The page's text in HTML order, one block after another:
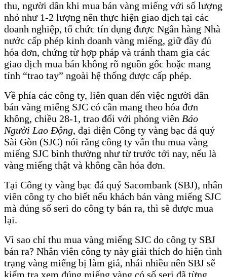
thu, người dân khi mua bán vàng miếng với số lượng
nhỏ như 1-2 lượng nên thực hiện giao dịch tại các
doanh nghiệp, tổ chức tín dụng được Ngân hàng Nhà
nước cấp phép kinh doanh vàng miếng, giữ đầy đủ
hóa đơn, chứng từ hợp pháp và tránh tham gia các
giao dịch mua bán không rõ nguồn gốc hoặc mang
tính “trao tay” ngoài hệ thống được cấp phép.
Về phía các công ty, liên quan đến việc người dân
bán vàng miếng SJC có cần mang theo hóa đơn
không, chiều 28-1, trao đổi với phóng viên Báo
Người Lao Động, đại diện Công ty vàng bạc đá quý
Sài Gòn (SJC) nói rằng công ty vẫn thu mua vàng
miếng SJC bình thường như từ trước tới nay, nếu là
vàng miếng thật và không cần hóa đơn.
Tại Công ty vàng bạc đá quý Sacombank (SBJ), nhân
viên công ty cho biết nếu khách bán vàng miếng SJC
mà đúng số seri do công ty bán ra, thì sẽ được mua
lại.
Vì sao chỉ thu mua vàng miếng SJC do công ty SBJ
bán ra? Nhân viên công ty này giải thích do hiện tình
trạng vàng miếng bị làm giả, nhái nhiều nên SBJ sẽ
kiểm tra xem đúng miếng vàng có số seri đã từng